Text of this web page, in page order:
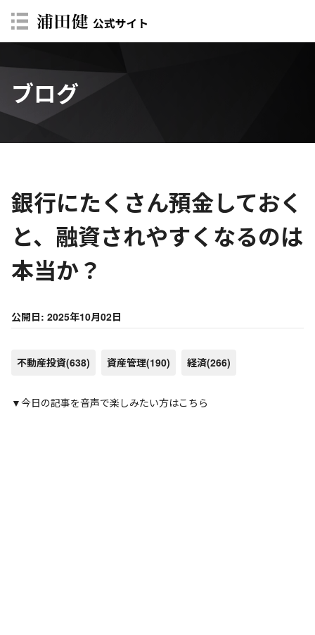
ブログ
銀行にたくさん預金しておく
と、融資されやすくなるのは
本当か？
公開日: 2025年10月02日
不動産投資(638) 資産管理(190) 経済(266)
▼今日の記事を音声で楽しみたい方はこちら